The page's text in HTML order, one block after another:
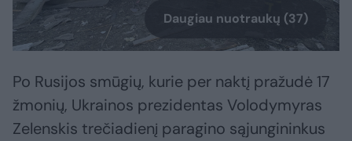
Daugiau nuotraukų (37)
Po Rusijos smūgių, kurie per naktį pražudė 17
žmonių, Ukrainos prezidentas Volodymyras
Zelenskis trečiadienį paragino sąjungininkus